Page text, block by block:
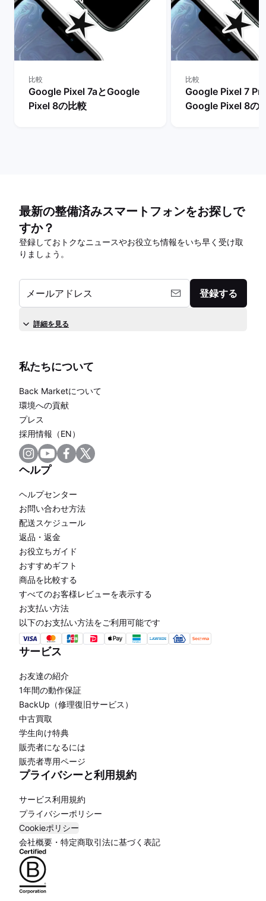
比較
Google Pixel 7aとGoogle
Pixel 8の比較
比較
Google Pixel 7
Google Pixel 8の
最新の整備済みスマートフォンをお探しで
すか？
登録しておトクなニュースやお役立ち情報をいち早く受け取
りましょう。
メールアドレス 登録する
詳細を見る
私たちについて
Back Marketについて
環境への貢献
プレス
採用情報（EN）
ヘルプ
ヘルプセンター
お問い合わせ方法
配送スケジュール
返品・返金
お役立ちガイド
おすすめギフト
商品を比較する
すべてのお客様レビューを表示する
お支払い方法
以下のお支払い方法をご利用可能です
サービス
お友達の紹介
1年間の動作保証
BackUp（修理復旧サービス）
中古買取
学生向け特典
販売者になるには
販売者専用ページ
プライバシーと利用規約
サービス利用規約
プライバシーポリシー
Cookieポリシー
会社概要・特定商取引法に基づく表記